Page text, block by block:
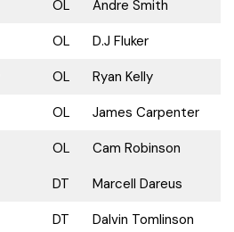
OL
Andre Smith
OL
D.J Fluker
OL
Ryan Kelly
OL
James Carpenter
OL
Cam Robinson
DT
Marcell Dareus
DT
Dalvin Tomlinson